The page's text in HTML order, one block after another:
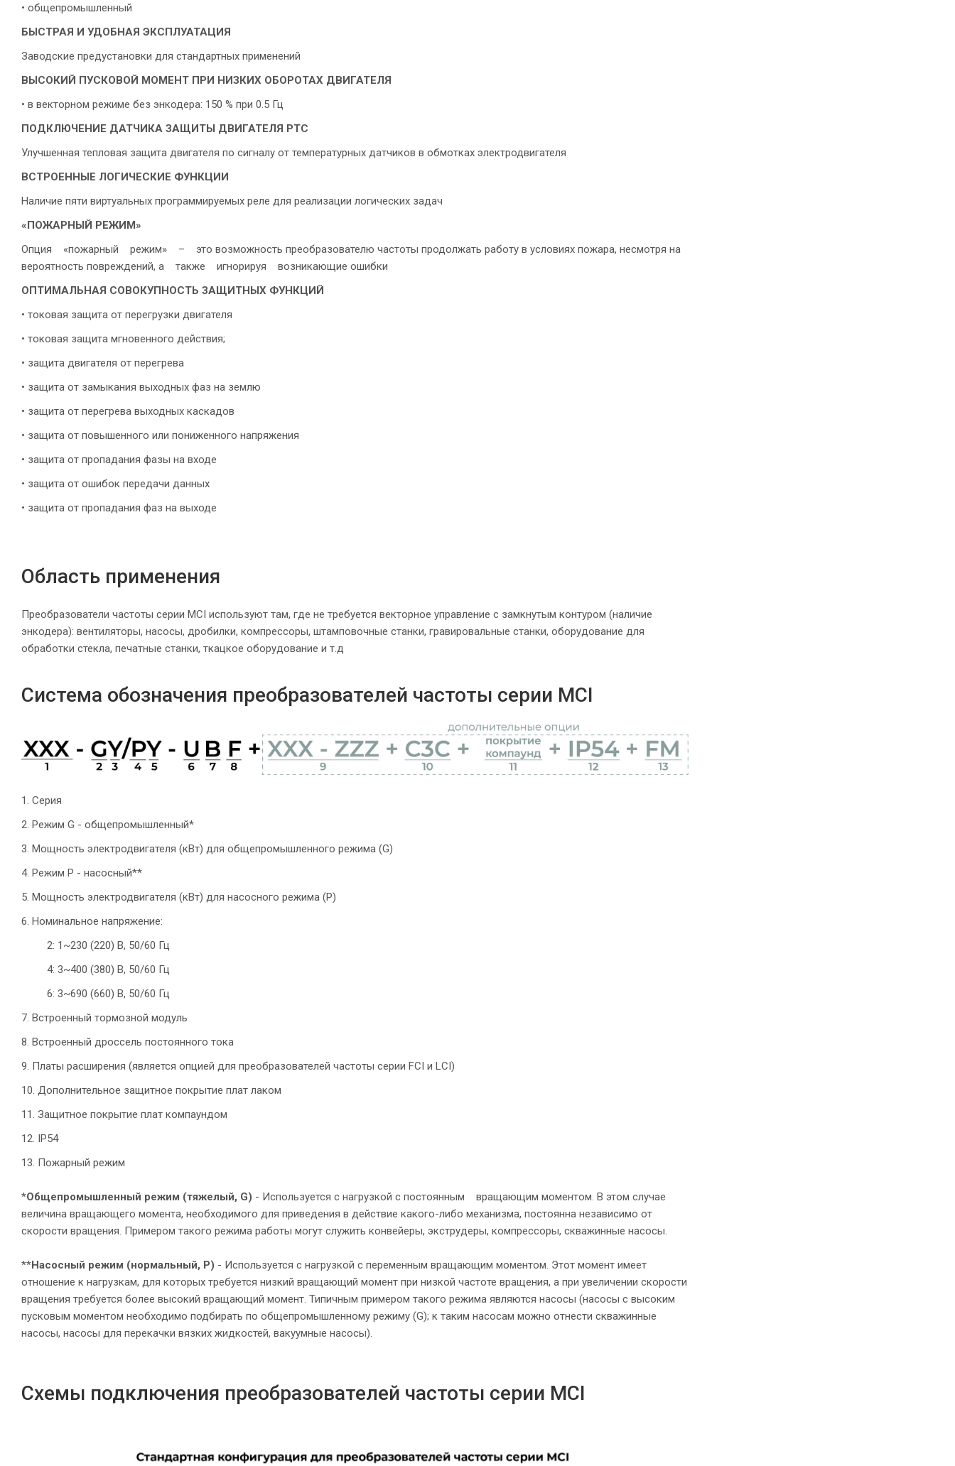
• общепромышленный
БЫСТРАЯ И УДОБНАЯ ЭКСПЛУАТАЦИЯ
Заводские предустановки для стандартных применений
ВЫСОКИЙ ПУСКОВОЙ МОМЕНТ ПРИ НИЗКИХ ОБОРОТАХ ДВИГАТЕЛЯ
• в векторном режиме без энкодера: 150 % при 0.5 Гц
ПОДКЛЮЧЕНИЕ ДАТЧИКА ЗАЩИТЫ ДВИГАТЕЛЯ PTC
Улучшенная тепловая защита двигателя по сигналу от температурных датчиков в обмотках электродвигателя
ВСТРОЕННЫЕ ЛОГИЧЕСКИЕ ФУНКЦИИ
Наличие пяти виртуальных программируемых реле для реализации логических задач
«ПОЖАРНЫЙ РЕЖИМ»
Опция «пожарный режим» – это возможность преобразователю частоты продолжать работу в условиях пожара, несмотря на
вероятность повреждений, а также игнорируя возникающие ошибки
ОПТИМАЛЬНАЯ СОВОКУПНОСТЬ ЗАЩИТНЫХ ФУНКЦИЙ
• токовая защита от перегрузки двигателя
• токовая защита мгновенного действия;
• защита двигателя от перегрева
• защита от замыкания выходных фаз на землю
• защита от перегрева выходных каскадов
• защита от повышенного или пониженного напряжения
• защита от пропадания фазы на входе
• защита от ошибок передачи данных
• защита от пропадания фаз на выходе
Область применения
Преобразователи частоты серии MCI используют там, где не требуется векторное управление с замкнутым контуром (наличие
энкодера): вентиляторы, насосы, дробилки, компрессоры, штамповочные станки, гравировальные станки, оборудование для
обработки стекла, печатные станки, ткацкое оборудование и т.д
Система обозначения преобразователей частоты серии MCI
1. Серия
2. Режим G - общепромышленный*
3. Мощность электродвигателя (кВт) для общепромышленного режима (G)
4. Режим P - насосный**
5. Мощность электродвигателя (кВт) для насосного режима (P)
6. Номинальное напряжение:
2: 1~230 (220) В, 50/60 Гц
4: 3~400 (380) В, 50/60 Гц
6: 3~690 (660) В, 50/60 Гц
7. Встроенный тормозной модуль
8. Встроенный дроссель постоянного тока
9. Платы расширения (является опцией для преобразователей частоты серии FCI и LCI)
10. Дополнительное защитное покрытие плат лаком
11. Защитное покрытие плат компаундом
12. IP54
13. Пожарный режим
*Общепромышленный режим (тяжелый, G) - Используется с нагрузкой с постоянным вращающим моментом. В этом случае
величина вращающего момента, необходимого для приведения в действие какого-либо механизма, постоянна независимо от
скорости вращения. Примером такого режима работы могут служить конвейеры, экструдеры, компрессоры, скважинные насосы.
**Насосный режим (нормальный, P) - Используется с нагрузкой с переменным вращающим моментом. Этот момент имеет
отношение к нагрузкам, для которых требуется низкий вращающий момент при низкой частоте вращения, а при увеличении скорости
вращения требуется более высокий вращающий момент. Типичным примером такого режима являются насосы (насосы с высоким
пусковым моментом необходимо подбирать по общепромышленному режиму (G); к таким насосам можно отнести скважинные
насосы, насосы для перекачки вязких жидкостей, вакуумные насосы).
Схемы подключения преобразователей частоты серии MCI